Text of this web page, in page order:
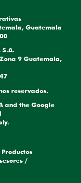
Guatemala
S.A.
9 Guatemala,
reservados.
and the Google
/